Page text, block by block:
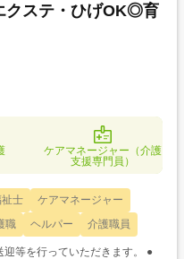
クステ・ひげOK◎育
ケアマネージャー（介護
支援専門員）
士
ケアマネージャー
職 ヘルパー 介護職員
等を行っていただきます。 ●